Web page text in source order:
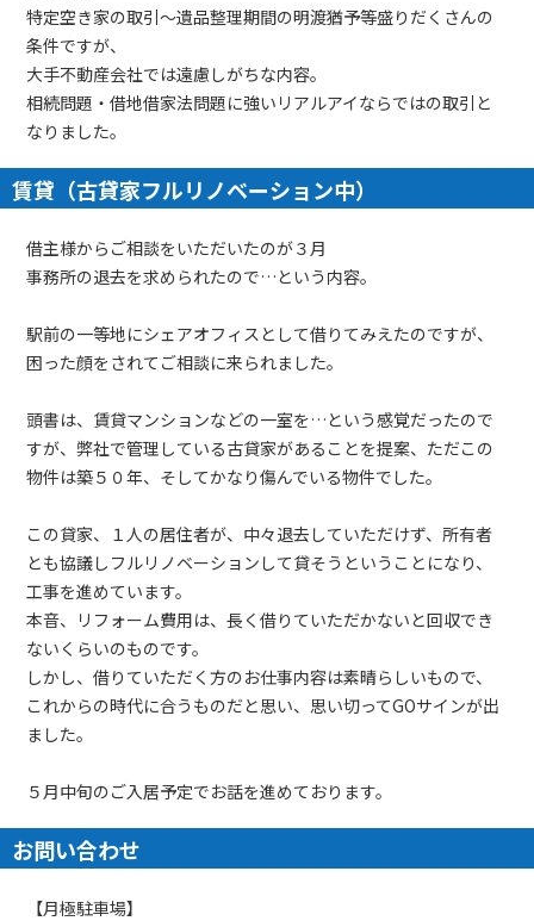
特定空き家の取引～遺品整理期間の明渡猶予等盛りだくさんの
条件ですが、
大手不動産会社では遠慮しがちな内容。
相続問題・借地借家法問題に強いリアルアイならではの取引と
なりました。
賃貸（古貸家フルリノベーション中）
借主様からご相談をいただいたのが３月
事務所の退去を求められたので…という内容。
駅前の一等地にシェアオフィスとして借りてみえたのですが、
困った顔をされてご相談に来られました。
頭書は、賃貸マンションなどの一室を…という感覚だったので
すが、弊社で管理している古貸家があることを提案、ただこの
物件は築５０年、そしてかなり傷んでいる物件でした。
この貸家、１人の居住者が、中々退去していただけず、所有者
とも協議しフルリノベーションして貸そうということになり、
工事を進めています。
本音、リフォーム費用は、長く借りていただかないと回収でき
ないくらいのものです。
しかし、借りていただく方のお仕事内容は素晴らしいもので、
これからの時代に合うものだと思い、思い切ってGOサインが出
ました。
５月中旬のご入居予定でお話を進めております。
お問い合わせ
【月極駐車場】